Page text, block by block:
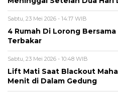
Sabtu, 23 Mei 2026 - 14:17 WIB
4 Rumah Di Lorong
Terbakar
Sabtu, 23 Mei 2026 - 10:48 WIB
Lift Mati Saat Blackout
Menit di Dalam Gedung